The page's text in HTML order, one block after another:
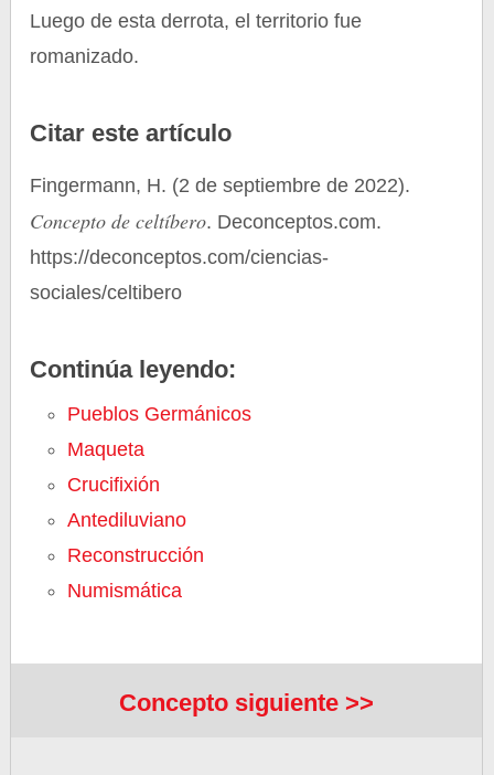
Luego de esta derrota, el territorio fue
romanizado.
Citar este artículo
Fingermann, H. (2 de septiembre de 2022).
Concepto de celtíbero. Deconceptos.com.
https://deconceptos.com/ciencias-
sociales/celtibero
Continúa leyendo:
Pueblos Germánicos
Maqueta
Crucifixión
Antediluviano
Reconstrucción
Numismática
Concepto siguiente >>